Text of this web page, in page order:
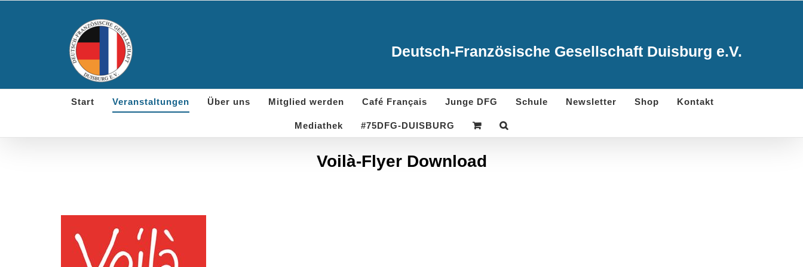
Deutsch-Französische Gesellschaft Duisburg e.V.
Start Veranstaltungen Über uns Mitglied werden Café Français Junge DFG Schule Newsletter Shop Kontakt
Mediathek #75DFG-DUISBURG
Voilà-Flyer Download